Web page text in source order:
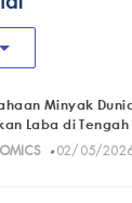
arrow_drop_down
Minyak
Laba di
· 02/05/